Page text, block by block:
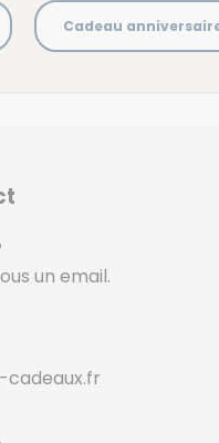
Cadeau
un email.
cadeaux.fr